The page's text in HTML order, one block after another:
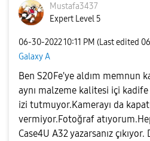
Mustafa3437
Expert Level 5
‎06-30-202210:11 PM (Last edited
Galaxy A
Ben S20Fe'ye aldım memnun
aynı malzeme kalitesi içi kadife
izi tutmuyor.Kamerayı da
vermiyor.Fotoğraf
Case4U A32 yazarsanız